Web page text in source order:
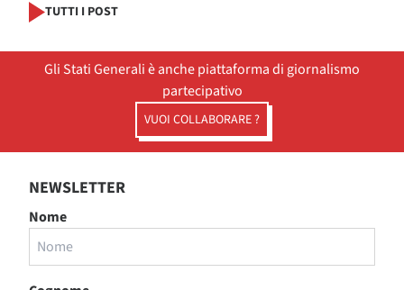
TUTTI I POST
Gli Stati Generali è anche piattaforma di giornalismo
partecipativo
VUOI COLLABORARE ?
NEWSLETTER
Nome